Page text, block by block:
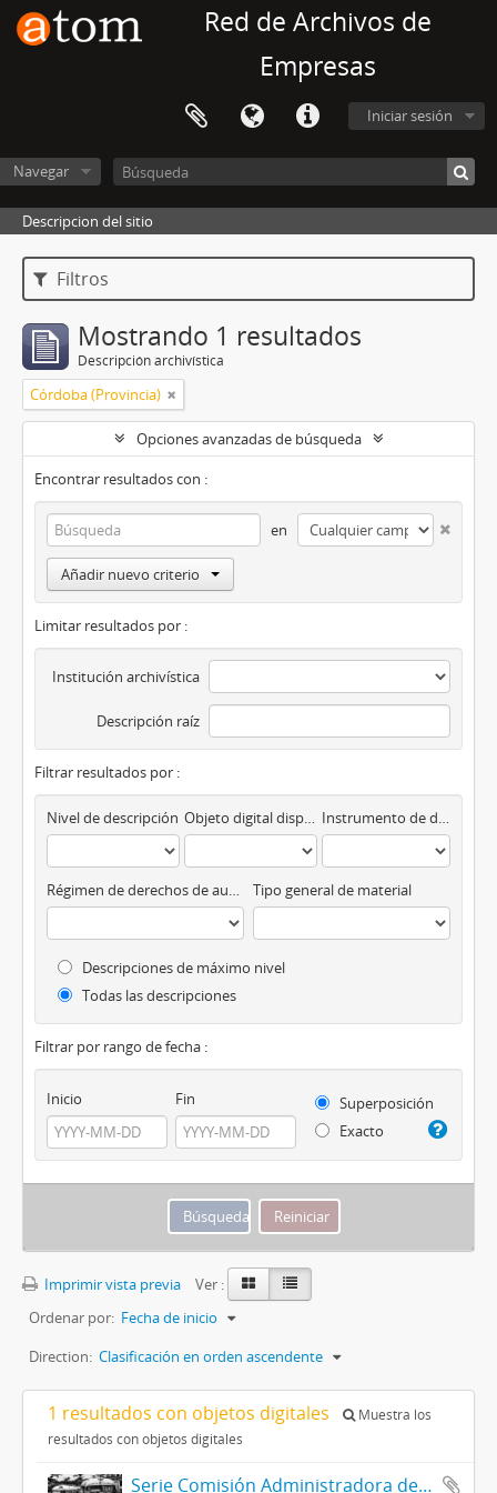
Red de Archivos de
Empresas
Iniciar sesión
Navegar
Descripcion del sitio
Filtros
Mostrando 1 resultados
Descripción archivística
Córdoba (Provincia)
Opciones avanzadas de búsqueda
Encontrar resultados con :
en
Añadir nuevo criterio
Limitar resultados por :
Institución archivística
Descripción raíz
Filtrar resultados por :
Nivel de descripción Objeto digital disponibles Instrumento de descripción
Régimen de derechos de autor Tipo general de material
Descripciones de máximo nivel
Todas las descripciones
Filtrar por rango de fecha :
Inicio Fin
Superposición
Exacto
Imprimir vista previa
Ver :
Ordenar por: Fecha de inicio
Direction: Clasificación en orden ascendente
1 resultados con objetos digitales
Muestra los
resultados con objetos digitales
Serie Comisión Administradora del Transporte Automotor (C.A.T.A.)